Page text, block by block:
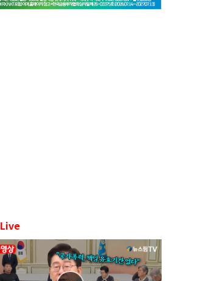
Live